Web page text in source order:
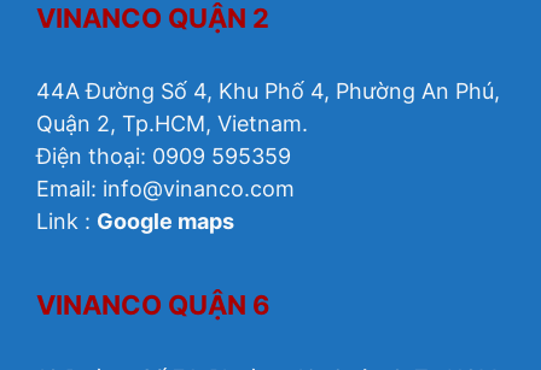
VINANCO QUẬN 2
44A Đường Số 4, Khu Phố 4, Phường An Phú,
Quận 2, Tp.HCM, Vietnam.
Điện thoại: 0909 595359
Email: info@vinanco.com
Link : Google maps
VINANCO QUẬN 6